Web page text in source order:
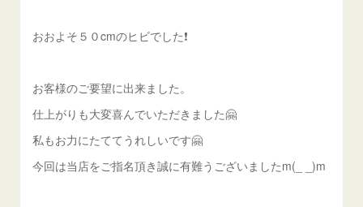
おおよそ５０cmのヒビでした❗️
お客様のご要望に出来ました。
仕上がりも大変喜んでいただきました🤗
私もお力にたててうれしいです🤗
今回は当店をご指名頂き誠に有難うございましたm(_ _)m